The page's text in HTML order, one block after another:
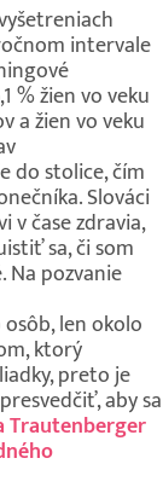
intervale
% žien vo veku
a žien vo veku
do stolice, čím
Slováci
v čase zdravia,
sa, či som
Na pozvanie
len okolo
ktorý
preto je
aby sa
Trautenberger